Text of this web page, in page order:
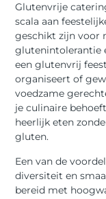
Glutenvrije
scala aan
geschikt zijn voor
glutenintolerantie
een glutenvrij
organiseert of
voedzame
je culinaire
heerlijk eten
gluten.
Een van de
diversiteit en
bereid met